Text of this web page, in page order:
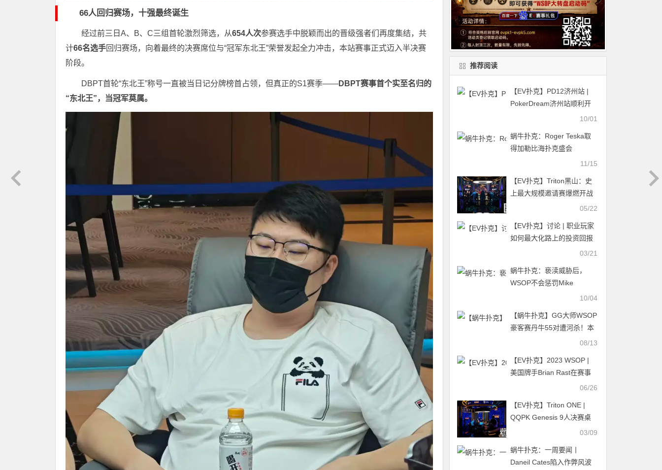
66人回归赛场，十强最终诞生
经过前三日A、B、C三组首轮激烈筛选，从654人次参赛选手中脱颖而出的晋级强者们再度集结，共
计66名选手回归赛场，向着最终的决赛席位与“冠军东北王”荣誉发起全力冲击，本站赛事正式迈入半决赛
阶段。
DBPT首轮“东北王”称号一直被当日记分牌榜首占领，但真正的S1赛季——DBPT赛事首个实至名归的
“东北王”，当冠军莫属。
推荐阅读
【EV扑克】PD12济州站 |
PokerDream济州站顺利开
幕，带您迅速熟悉赛程赛10/01
蜗牛扑克：Roger Teska取
得加勒比海扑克盛会
11/15
【EV扑克】Triton黑山：史
上最大规模邀请赛爆燃开战
黄文杰、丁彪、谈轩等成功
05/22
【EV扑克】讨论 | 职业玩家
如何最大化路上的投资回报
03/21
蜗牛扑克：亵渎威胁后，
WSOP不会惩罚Mike
10/04
【蜗牛扑克】GG大师WSOP
豪客赛丹牛55对遭河杀！本
周中国时区赛抓紧夺金机会
08/13
【EV扑克】2023 WSOP |
美国牌手Brian Rast在赛事
43击败99名参赛者 摘得第六
06/26
【EV扑克】Triton ONE |
QQPK Genesis 9人决赛桌
诞生，中国选手占据5席，强
03/09
蜗牛扑克：一周要闻丨
Daneil Cates陷入作弊风波